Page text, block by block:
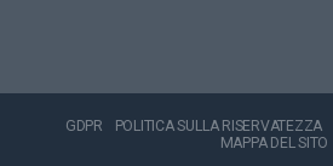
GDPR POLITICA SULLA RISERVATEZZA
MAPPA DEL SITO